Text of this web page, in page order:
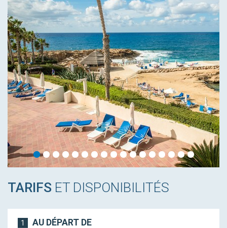
TARIFS ET DISPONIBILITÉS
1 AU DÉPART DE